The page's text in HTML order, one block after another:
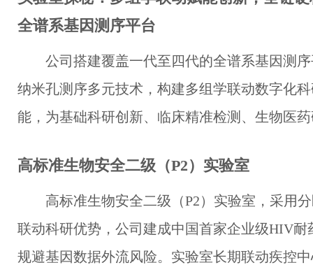
全谱系基因测序平台
公司搭建覆盖一代至四代的全谱系基因测
纳米孔测序多元技术，构建多组学联动数字化
能，为基础科研创新、临床精准检测、生物医
高标准生物安全二级（P2）实验室
高标准生物安全二级（P2）实验室，采用
联动科研优势，公司建成中国首家企业级HIV
规避基因数据外流风险。实验室长期联动疾控